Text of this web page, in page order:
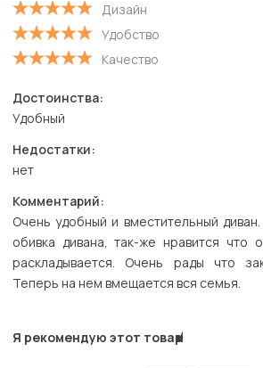
Дизайн
Удобство
Качество
Достоинства:
Удобный
Недостатки:
нет
Комментарий:
Очень удобный и вместительный
обивка дивана, так-же нравится что
раскладывается. Очень рады что
Теперь на нем вмещается вся семья.
Я рекомендую этот товар